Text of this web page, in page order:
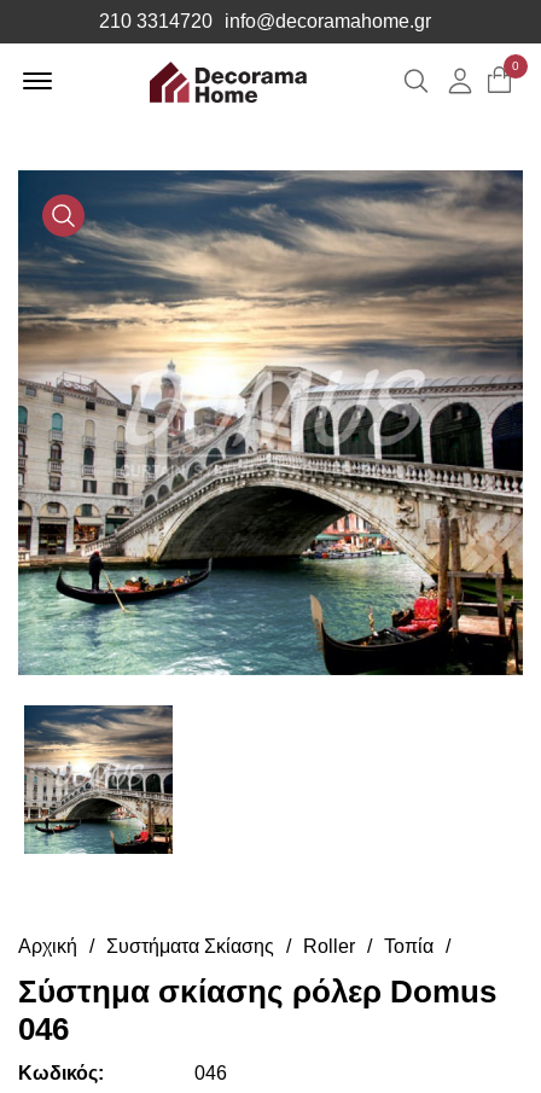
210 3314720 info@decoramahome.gr
Αναζήτηση
0
Media
Gallery
Αρχική Συστήματα Σκίασης Roller Τοπία
Σύστημα σκίασης ρόλερ Domus
046
Κωδικός:
046